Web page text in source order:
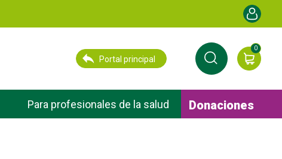
Menú de
Portal principal
0
Para profesionales de la salud Donaciones